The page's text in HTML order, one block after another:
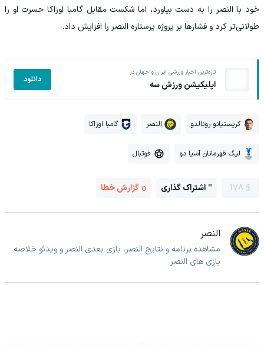
خود با النصر را به دست بیاورد، اما شکست مقابل گامبا اوزاکا حسرت او را
طولانی‌تر کرد و فشارها بر پروژه پرستاره النصر را افزایش داد.
تازه‌ترین اخبار ورزشی ایران و جهان در
اپلیکیشن ورزش سه دانلود
کریستیانو رونالدو النصر گامبا اوزاکا
لیگ قهرمانان آسیا دو فوتبال
178 اشتراک گذاری گزارش خطا
النصر
مشاهده برنامه و نتایج النصر، بازی بعدی النصر و ویدئو خلاصه
بازی های النصر